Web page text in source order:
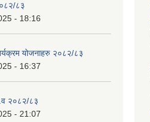
८३
- 18:16
योजनाहरु २०८२/८३
- 16:37
२०८२/८३
- 21:07